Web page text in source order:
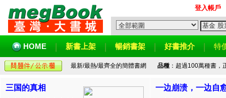
登入帳戶
HOME 新書上架 暢銷書架 好書推介 特
最新/最熱/最齊全的簡體書網 品種：超過100萬種書，
三国的真相 一边崩溃，一边自